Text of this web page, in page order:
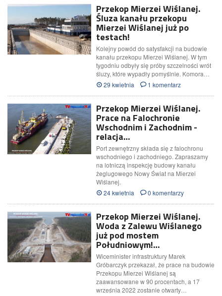
Przekop Mierzei Wiślanej.
Śluza kanału przekopu
Mierzei Wiślanej już po
testach!
Kolejny powód do satysfakcji na budowie
kanału przekopu Mierzei Wiślanej. W tym
tygodniu odbyły się próby szczelności wrót
śluzy, które wypadły pomyślnie. Komora…
29 kwietnia
1 komentarz
Przekop Mierzei Wiślanej.
Prace na Falochronie
Wschodnim i Zachodnim -
relacja…
Port zewnętrzny składa się z falochronu
wschodniego i zachodniego. Zapraszamy
na lotniczą inspekcję budowy kanału
żeglugowego Nowy Świat na Mierzei
Wiślanej.
24 kwietnia
0 komentarzy
Przekop Mierzei Wiślanej.
Woda z Zalewu Wiślanego
już pod mostem
Południowym!…
Wiceminister infrastruktury Marek
Gróbarczyk przekazał, że prace na budowie
Przekopu Mierzei Wiślanej są
zaawansowane w 90 procentach, a 17
września 2022 zostanie otwarty…